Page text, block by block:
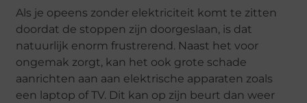
Als je opeens zonder elektriciteit komt te zitten
doordat de stoppen zijn doorgeslaan, is dat
natuurlijk enorm frustrerend. Naast het voor
ongemak zorgt, kan het ook grote schade
aanrichten aan aan elektrische apparaten zoals
een laptop of TV. Dit kan op zijn beurt dan weer